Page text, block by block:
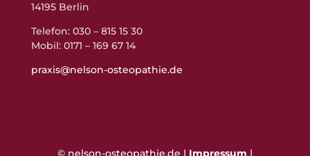
14195 Berlin
Telefon: 030 – 815 15 30
Mobil: 0171 – 169 67 14
praxis@nelson-osteopathie.de
© nelson-osteopathie.de | Impressum |